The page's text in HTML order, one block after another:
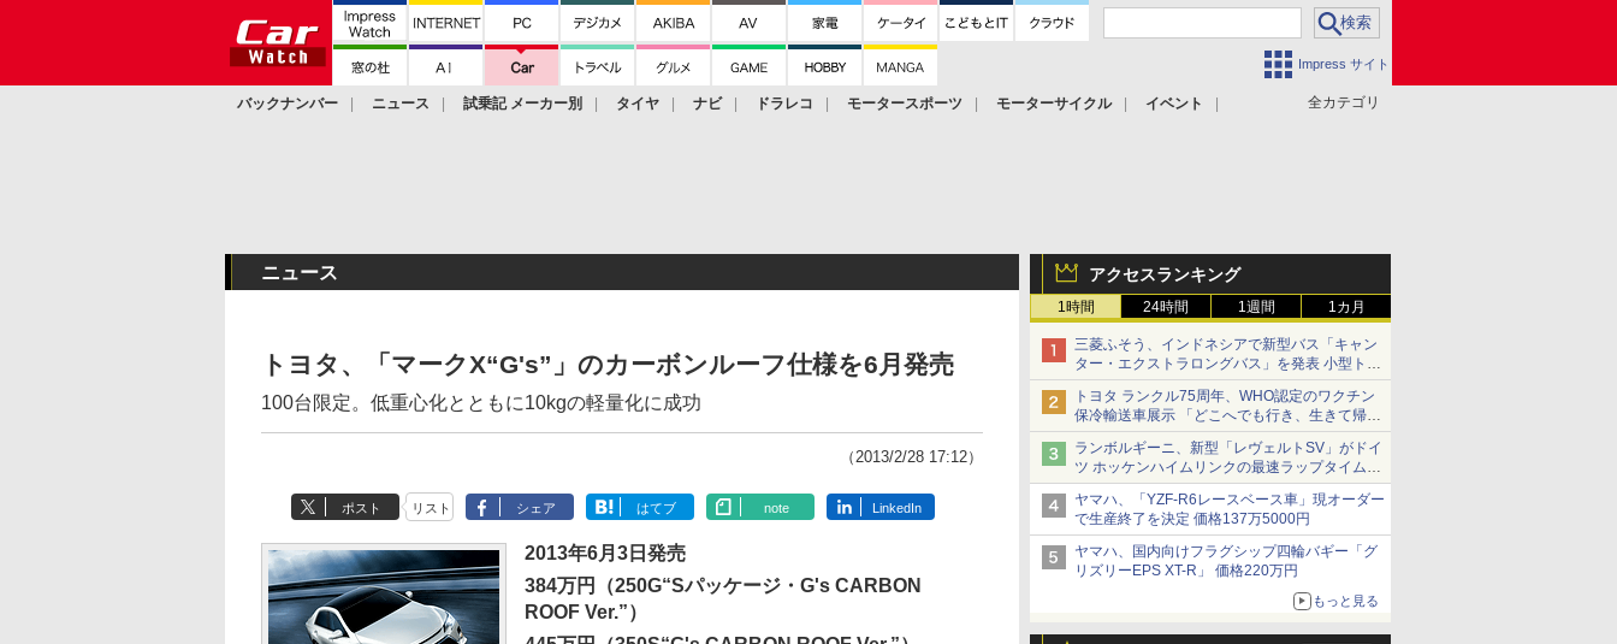
Impress サイト
全カテゴリ
バックナンバー ニュース 試乗記 メーカー別 タイヤ ナビ ドラレコ モータースポーツ モーターサイクル
イベント
アクセスランキング
1時間 24時間 1週間 1カ月
三菱ふそう、インドネシアで新型バス「キャン
ター・エクストラロングバス」を発表 小型トラ
ックベースの観光・旅客輸送向けバス
トヨタ ランクル75周年、WHO認定のワクチン
保冷輸送車展示 「どこへでも行き、生きて帰っ
てこられる」ランドクルーザーで命をつなぐ
ランボルギーニ、新型「レヴェルトSV」がドイ
ツ ホッケンハイムリンクの最速ラップタイムを
記録
ヤマハ、「YZF-R6レースベース車」現オーダー
で生産終了を決定 価格137万5000円
ヤマハ、国内向けフラグシップ四輪バギー「グ
リズリーEPS XT-R」 価格220万円
もっと見る
ニュース
トヨタ、「マークX“G's”」のカーボンルーフ仕様を6月発売
100台限定。低重心化とともに10kgの軽量化に成功
（2013/2/28 17:12）
ポスト リスト シェア はてブ note LinkedIn
2013年6月3日発売
384万円（250G“Sパッケージ・G's CARBON
ROOF Ver.”）